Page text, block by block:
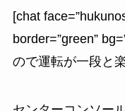
[chat
border=”green”
ので運転が一段と